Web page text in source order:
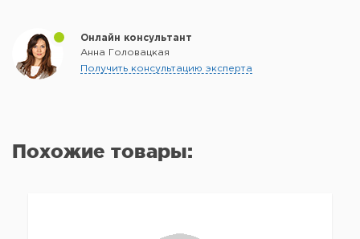
Онлайн консультант
Анна Головацкая
Получить консультацию эксперта
Похожие товары: